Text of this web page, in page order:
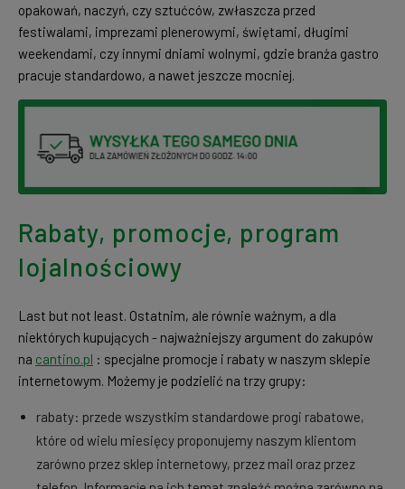
opakowań, naczyń, czy sztućców, zwłaszcza przed
festiwalami, imprezami plenerowymi, świętami, długimi
weekendami, czy innymi dniami wolnymi, gdzie branża gastro
pracuje standardowo, a nawet jeszcze mocniej.
Rabaty, promocje, program
lojalnościowy
Last but not least. Ostatnim, ale równie ważnym, a dla
niektórych kupujących - najważniejszy argument do zakupów
na cantino.pl : specjalne promocje i rabaty w naszym sklepie
internetowym. Możemy je podzielić na trzy grupy:
rabaty: przede wszystkim standardowe progi rabatowe,
które od wielu miesięcy proponujemy naszym klientom
zarówno przez sklep internetowy, przez mail oraz przez